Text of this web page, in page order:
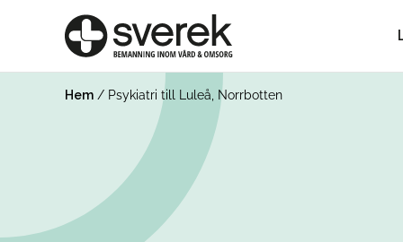
Hem / Psykiatri till Luleå, Norrbotten